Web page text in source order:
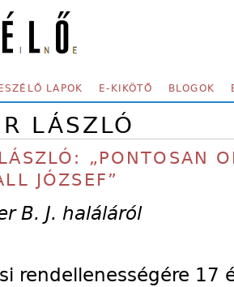
LAPOK E-KIKÖTŐ BLOGOK
LÁSZLÓ
„PONTOSAN
JÓZSEF”
B. J. haláláról
rendellenességére 17